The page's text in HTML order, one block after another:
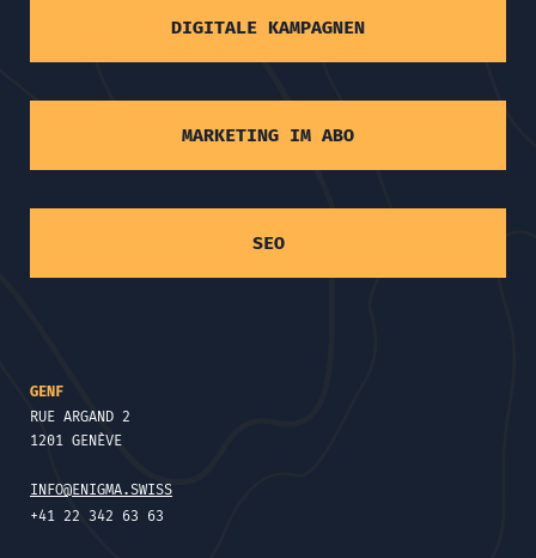
DIGITALE KAMPAGNEN
MARKETING IM ABO
SEO
GENF
RUE ARGAND 2
1201 GENÈVE
INFO@ENIGMA.SWISS
+41 22 342 63 63